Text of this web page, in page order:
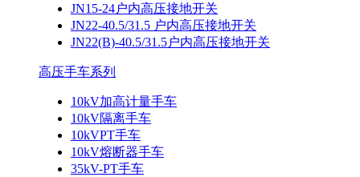
JN15-24户内高压接地开关
JN22-40.5/31.5 户内高压接地开关
JN22(B)-40.5/31.5户内高压接地开关
高压手车系列
10kV加高计量手车
10kV隔离手车
10kVPT手车
10kV熔断器手车
35kV-PT手车